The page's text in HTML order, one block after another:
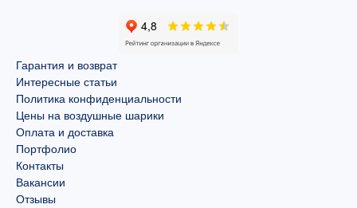
Гарантия и возврат
Интересные статьи
Политика конфиденциальности
Цены на воздушные шарики
Оплата и доставка
Портфолио
Контакты
Вакансии
Отзывы